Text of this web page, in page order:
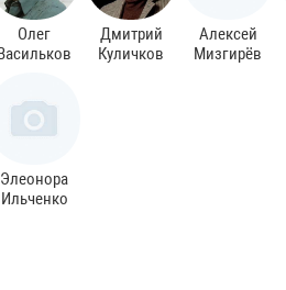
Олег
Дмитрий
Куличков
Алексей
Мизгирёв
Элеонора
Ильченко